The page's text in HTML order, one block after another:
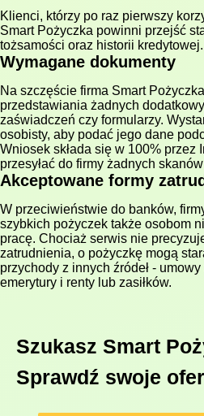
Klienci, którzy po raz pierwszy
Smart Pożyczka powinni przejść
tożsamości oraz historii kredytowej.
Wymagane dokumenty
Na szczęście firma Smart
przedstawiania żadnych
zaświadczeń czy formularzy.
osobisty, aby podać jego dane
Wniosek składa się w 100% przez
przesyłać do firmy żadnych
Akceptowane formy
W przeciwieństwie do banków,
szybkich pożyczek także osobom
pracę. Chociaż serwis nie
zatrudnienia, o pożyczkę mogą
przychody z innych źródeł -
emerytury i renty lub zasiłków.
Szukasz Smart
Sprawdź swoje